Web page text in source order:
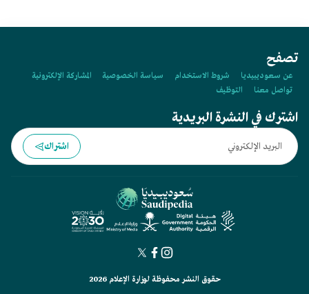
تصفح
عن سعوديبيديا شروط الاستخدام سياسة الخصوصية
المشاركة الإلكترونية
تواصل معنا
التوظيف
اشترك في النشرة البريدية
اشتراك
حقوق النشر محفوظة لوزارة الإعلام 2026